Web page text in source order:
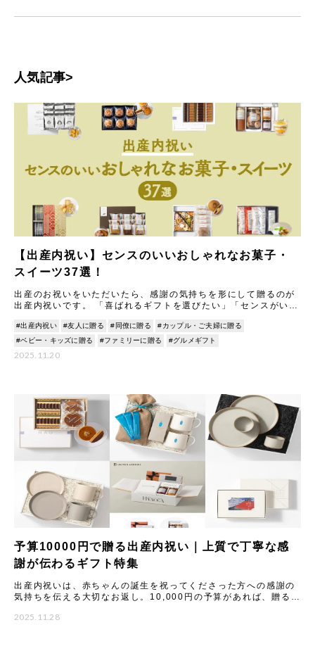
人気記事>
【出産内祝い】センスのいいおしゃれなお菓子・
スイーツ37選！
出産のお祝いをいただいたら、感謝の気持ちを形にして贈るのが
出産内祝いです。 「喜ばれるギフトを選びたい」「センスがいい
#出産内祝い #友人に贈る #同僚に贈る
#カップル・ご夫婦に贈る
#ベビー・キッズに贈る
#ファミリーに贈る #グルメギフト
2025.11.20
予算10000円で贈る出産内祝い｜上質で丁寧な感
謝が伝わるギフト特集
出産内祝いは、赤ちゃんの誕生を祝ってくださった方への感謝の
気持ちを伝える大切なお返し。10,000円の予算があれば、贈る相
2025.11.28